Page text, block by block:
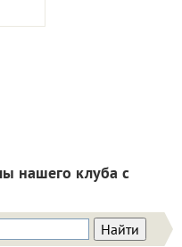
нашего клуба с